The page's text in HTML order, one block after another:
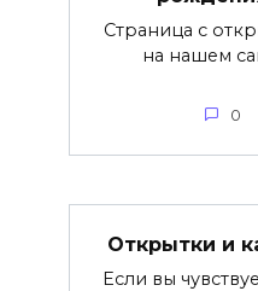
Страница с
на нашем
0
Открытки и
Если вы